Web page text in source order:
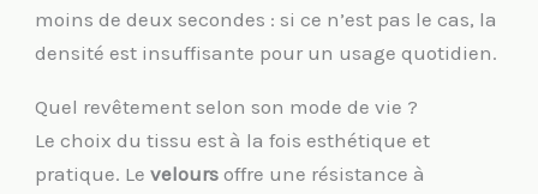
moins de deux secondes : si ce n’est pas le cas, la
densité est insuffisante pour un usage quotidien.
Quel revêtement selon son mode de vie ?
Le choix du tissu est à la fois esthétique et
pratique. Levelours offre une résistance à